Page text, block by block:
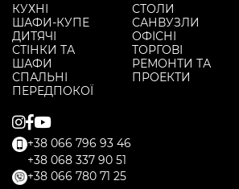
КУХНІ
ШАФИ-КУПЕ
ДИТЯЧІ
СТІНКИ ТА
ШАФИ
СПАЛЬНІ
ПЕРЕДПОКОЇ
СТОЛИ
САНВУЗЛИ
ОФІСНІ
ТОРГОВІ
РЕМОНТИ ТА
ПРОЕКТИ
+38 066 796 93 46
+38 068 337 90 51
+38 066 780 71 25